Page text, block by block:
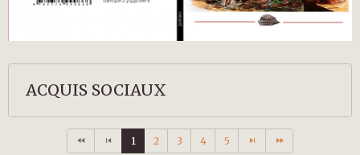
ACQUIS SOCIAUX
1 2 3 4 5